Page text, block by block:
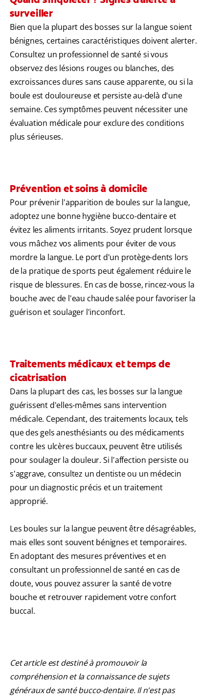
surveiller
Bien que la plupart des bosses sur la langue soient
bénignes, certaines caractéristiques doivent alerter.
Consultez un professionnel de santé si vous
observez des lésions rouges ou blanches, des
excroissances dures sans cause apparente, ou si la
boule est douloureuse et persiste au-delà d'une
semaine. Ces symptômes peuvent nécessiter une
évaluation médicale pour exclure des conditions
plus sérieuses.
Prévention et soins à domicile
Pour prévenir l'apparition de boules sur la langue,
adoptez une bonne hygiène bucco-dentaire et
évitez les aliments irritants. Soyez prudent lorsque
vous mâchez vos aliments pour éviter de vous
mordre la langue. Le port d'un protège-dents lors
de la pratique de sports peut également réduire le
risque de blessures. En cas de bosse, rincez-vous la
bouche avec de l'eau chaude salée pour favoriser la
guérison et soulager l'inconfort.
Traitements médicaux et temps de
cicatrisation
Dans la plupart des cas, les bosses sur la langue
guérissent d'elles-mêmes sans intervention
médicale. Cependant, des traitements locaux, tels
que des gels anesthésiants ou des médicaments
contre les ulcères buccaux, peuvent être utilisés
pour soulager la douleur. Si l'affection persiste ou
s'aggrave, consultez un dentiste ou un médecin
pour un diagnostic précis et un traitement
approprié.
Les boules sur la langue peuvent être désagréables,
mais elles sont souvent bénignes et temporaires.
En adoptant des mesures préventives et en
consultant un professionnel de santé en cas de
doute, vous pouvez assurer la santé de votre
bouche et retrouver rapidement votre confort
buccal.
Cet article est destiné à promouvoir la
compréhension et la connaissance de sujets
généraux de santé bucco-dentaire. Il n'est pas